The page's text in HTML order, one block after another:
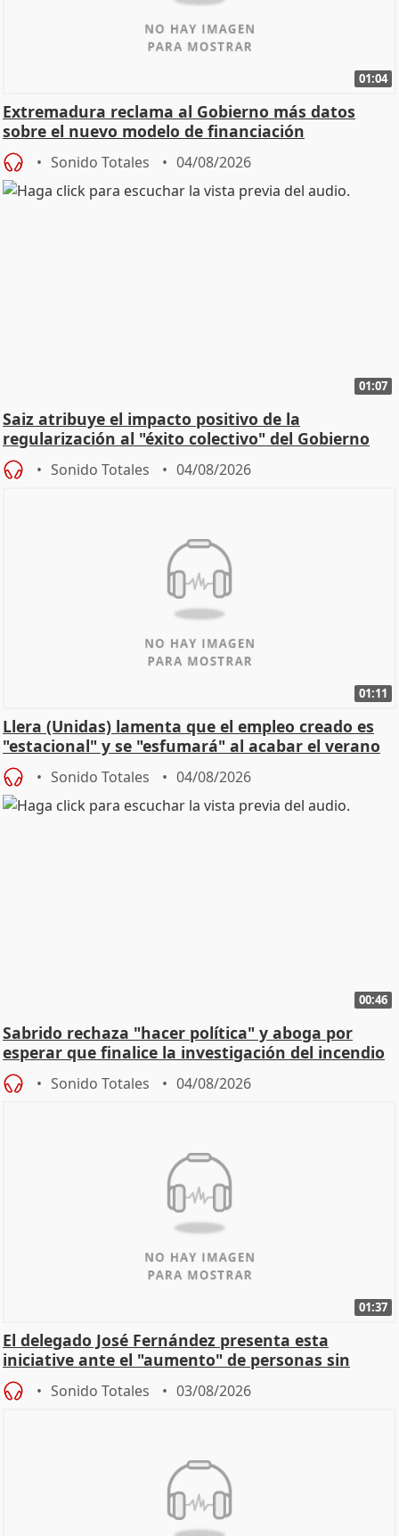
01:04
Extremadura reclama al Gobierno más datos
sobre el nuevo modelo de financiación
Sonido Totales 04/08/2026
01:07
Saiz atribuye el impacto positivo de la
regularización al "éxito colectivo" del Gobierno
Sonido Totales 04/08/2026
01:11
Llera (Unidas) lamenta que el empleo creado es
"estacional" y se "esfumará" al acabar el verano
Sonido Totales 04/08/2026
00:46
Sabrido rechaza "hacer política" y aboga por
esperar que finalice la investigación del incendio
Sonido Totales 04/08/2026
01:37
El delegado José Fernández presenta esta
iniciative ante el "aumento" de personas sin
hogar en Madri
Sonido Totales 03/08/2026